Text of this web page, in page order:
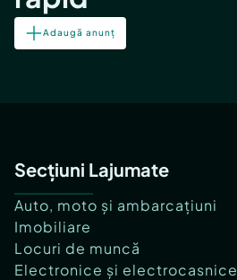
Adaugă anunț
Secțiuni Lajumate
Auto, moto și ambarcațiuni
Imobiliare
Locuri de muncă
Electronice și electrocasnice